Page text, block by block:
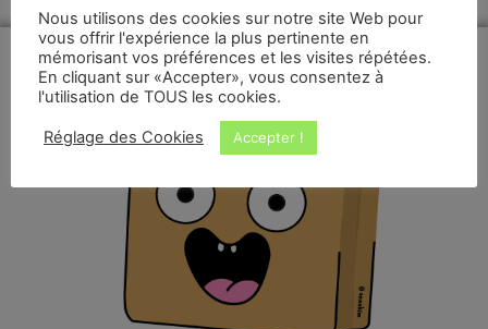
Nous utilisons des cookies sur notre site Web pour
vous offrir l'expérience la plus pertinente en
mémorisant vos préférences et les visites répétées.
En cliquant sur «Accepter», vous consentez à
l'utilisation de TOUS les cookies.
Réglage des Cookies Accepter !